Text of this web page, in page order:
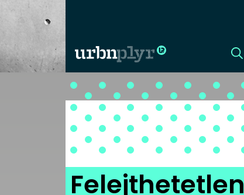
CÍMLAP
DIZÁJN
DIVAT